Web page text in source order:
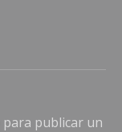
para publicar un